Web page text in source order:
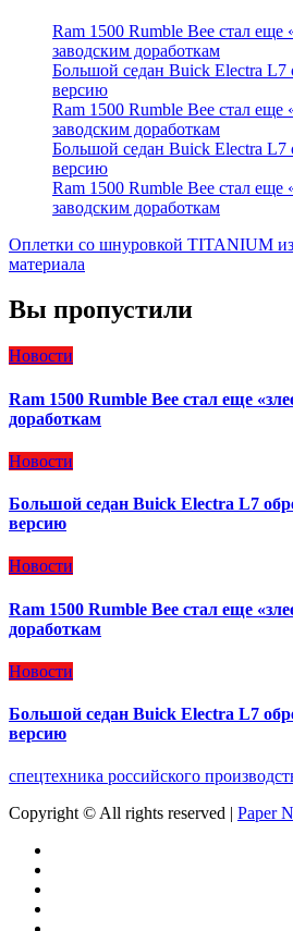
Ram 1500 Rumble Bee стал еще
заводским доработкам
Большой седан Buick Electra L7
версию
Ram 1500 Rumble Bee стал еще
заводским доработкам
Большой седан Buick Electra L7
версию
Ram 1500 Rumble Bee стал еще
заводским доработкам
Оплетки со шнуровкой TITANIUM
материала
Вы пропустили
Новости
Ram 1500 Rumble Bee стал еще
доработкам
Новости
Большой седан Buick Electra L7
версию
Новости
Ram 1500 Rumble Bee стал еще
доработкам
Новости
Большой седан Buick Electra L7
версию
спецтехника российского
Copyright © All rights reserved
Paper